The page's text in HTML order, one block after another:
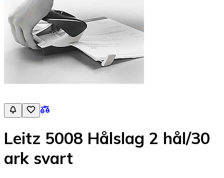
Leitz 5008 Hålslag 2 hål/30
ark svart